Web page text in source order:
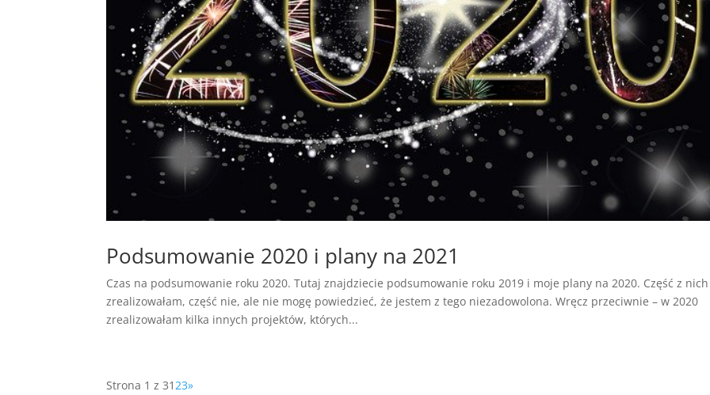
Podsumowanie 2020 i plany na 2021
Czas na podsumowanie roku 2020. Tutaj znajdziecie podsumowanie roku 2019 i moje plany na 2020. Część z nich
zrealizowałam, część nie, ale nie mogę powiedzieć, że jestem z tego niezadowolona. Wręcz przeciwnie – w 2020
zrealizowałam kilka innych projektów, których...
Strona 1 z 31 23»